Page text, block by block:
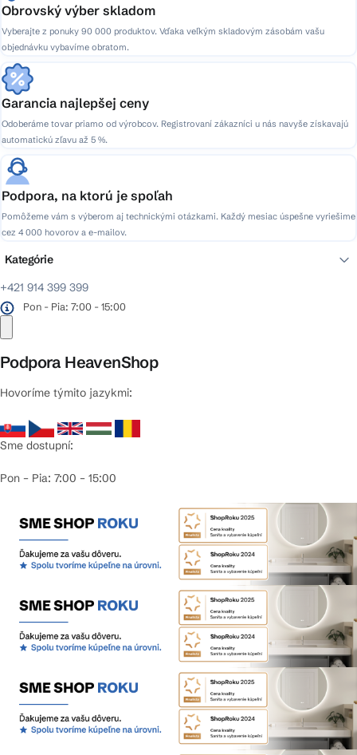
Obrovský výber skladom
Vyberajte z ponuky 90 000 produktov. Vďaka veľkým skladovým zásobám vašu
objednávku vybavíme obratom.
Garancia najlepšej ceny
Odoberáme tovar priamo od výrobcov. Registrovaní zákazníci u nás navyše získavajú
automatickú zľavu až 5 %.
Podpora, na ktorú je spoľah
Pomôžeme vám s výberom aj technickými otázkami. Každý mesiac úspešne vyriešime
cez 4 000 hovorov a e-mailov.
+421 914 399 399
Pon - Pia: 7:00 - 15:00
Podpora HeavenShop
Hovoríme týmito jazykmi:
Sme dostupní:
Pon – Pia: 7:00 – 15:00
Kategórie